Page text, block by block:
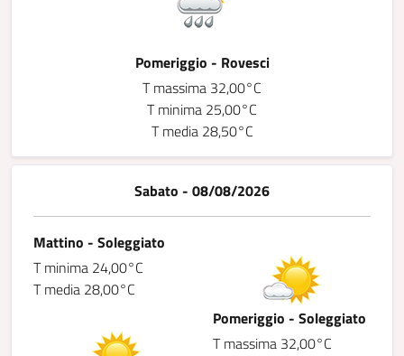
Pomeriggio - Rovesci
T massima 32,00°C
T minima 25,00°C
T media 28,50°C
Sabato - 08/08/2026
Mattino - Soleggiato
T minima 24,00°C
T media 28,00°C
Pomeriggio - Soleggiato
T massima 32,00°C